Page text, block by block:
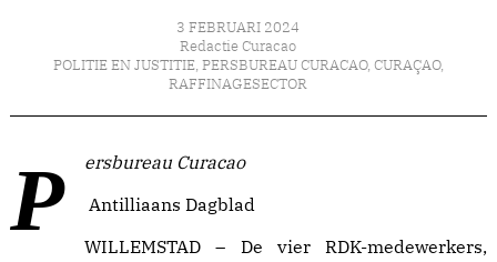
3 FEBRUARI 2024
Redactie Curacao
POLITIE EN JUSTITIE, PERSBUREAU CURACAO, CURAÇAO,
RAFFINAGESECTOR
Persbureau Curacao
Antilliaans Dagblad
WILLEMSTAD – De vier RDK-medewerkers,